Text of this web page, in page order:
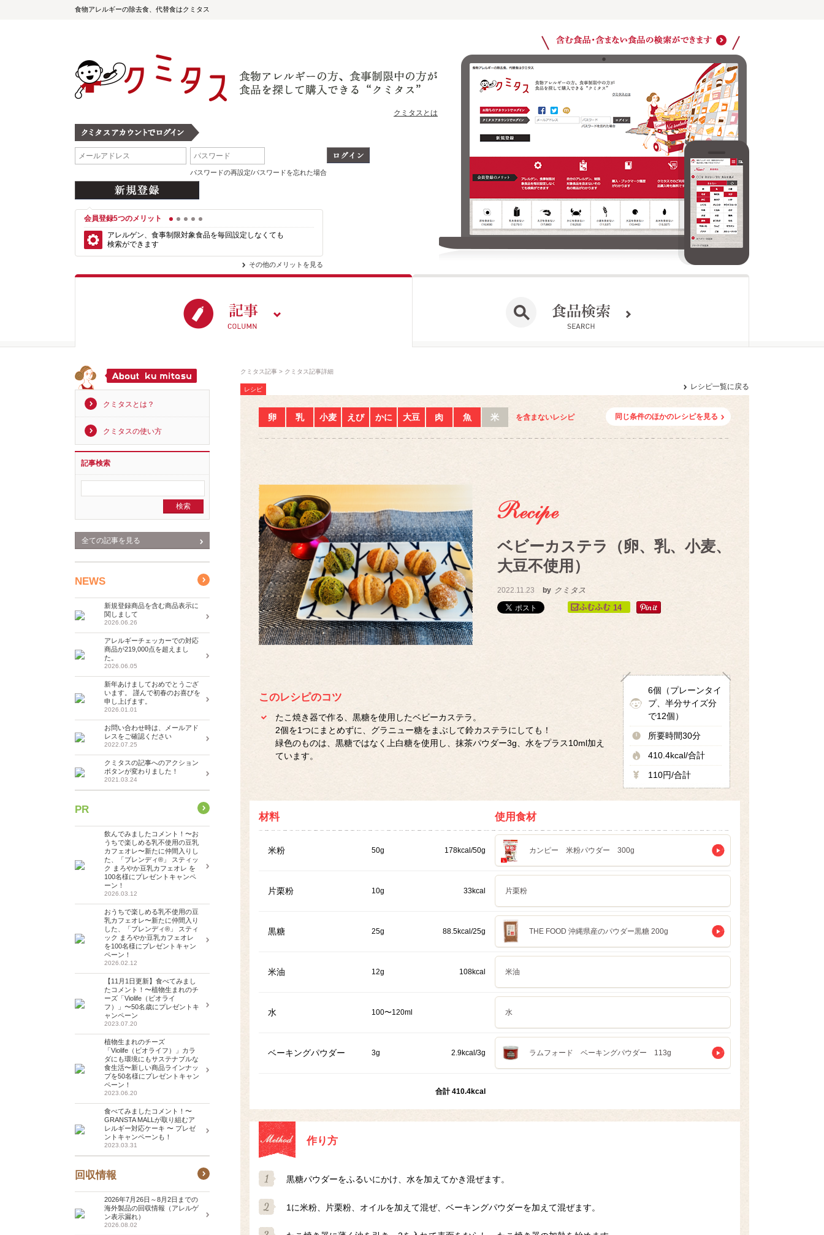
食物アレルギーの除去食、代替食はクミタス
クミタスとは
パスワードの再設定/パスワードを忘れた場合
会員登録5つのメリット 1 2 3 4
アレルゲン、食事制限対象食品を毎回設定しなくても
検索ができます
自分のアレルゲン、制限対象食品を含まない
購入・ブックマーク履歴がわかります
その他のメリットを見る
クミタス記事 クミタス記事詳細
レシピ レシピ一覧に戻る
卵 乳 小麦 えび かに 大豆 肉 魚 米 を含まないレシピ 同じ条件のほかのレシピを見る
ベビーカステラ（卵、乳、小麦、
大豆不使用）
2022.11.23 by クミタス
14
このレシピのコツ
たこ焼き器で作る、黒糖を使用したベビーカステラ。
2個を1つにまとめずに、グラニュー糖をまぶして鈴カステラにしても！
緑色のものは、黒糖ではなく上白糖を使用し、抹茶パウダー3g、水をプラス10ml加え
ています。
6個（プレーンタイ
プ、半分サイズ分
で12個）
所要時間30分
410.4kcal/合計
110円/合計
材料 使用食材
米粉 50g 178kcal/50g カンピー 米粉パウダー 300g
片栗粉 10g 33kcal 片栗粉
黒糖 25g 88.5kcal/25g THE FOOD 沖縄県産のパウダー黒糖 200g
米油 12g 108kcal 米油
水 100〜120ml 水
ベーキングパウダー 3g 2.9kcal/3g ラムフォード ベーキングパウダー 113g
合計 410.4kcal
作り方
黒糖パウダーをふるいにかけ、水を加えてかき混ぜます。
1に米粉、片栗粉、オイルを加えて混ぜ、ベーキングパウダーを加えて混ぜます。
クミタスとは？
クミタスの使い方
記事検索
全ての記事を見る
NEWS
新規登録商品を含む商品表示に
関しまして
2026.06.26
アレルギーチェッカーでの対応
商品が219,000点を超えまし
た。
2026.06.05
新年あけましておめでとうござ
います。 謹んで初春のお喜びを
申し上げます。
2026.01.01
お問い合わせ時は、メールアド
レスをご確認ください
2022.07.25
クミタスの記事へのアクション
ボタンが変わりました！
2021.03.24
PR
飲んでみましたコメント！〜お
うちで楽しめる乳不使用の豆乳
カフェオレ〜新たに仲間入りし
た、「ブレンディ®」 スティッ
ク まろやか豆乳カフェオレ を
100名様にプレゼントキャンペ
ーン！
2026.03.12
おうちで楽しめる乳不使用の豆
乳カフェオレ〜新たに仲間入り
した、「ブレンディ®」 スティ
ック まろやか豆乳カフェオレ
を100名様にプレゼントキャン
ペーン！
2026.02.12
【11月1日更新】食べてみまし
たコメント！〜植物生まれのチ
ーズ「Violife（ビオライ
フ）」〜50名歳にプレゼントキ
ャンペーン
2023.07.20
植物生まれのチーズ
「Violife（ビオライフ）」カラ
ダにも環境にもサステナブルな
食生活〜新しい商品ラインナッ
プを50名様にプレゼントキャン
ペーン！
2023.06.20
食べてみましたコメント！〜
GRANSTA MALLが取り組むア
レルギー対応ケーキ 〜 プレゼ
ントキャンペーンも！
2023.03.31
回収情報
2026年7月26日～8月2日までの
海外製品の回収情報（アレルゲ
ン表示漏れ）
2026.08.02